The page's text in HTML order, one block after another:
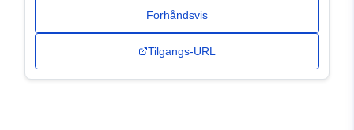
Forhåndsvis
Tilgangs-URL